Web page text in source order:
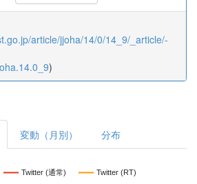
article/jjoha/14/0/14_9/_article/-
)
変動（月別） 分布
Twitter (通常) Twitter (RT)